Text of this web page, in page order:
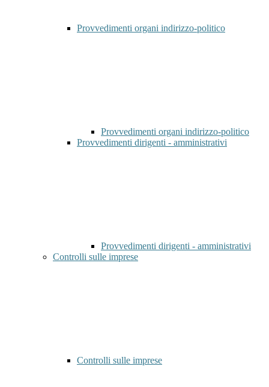
Provvedimenti organi indirizzo-politico
Provvedimenti organi indirizzo-politico
Provvedimenti dirigenti - amministrativi
Provvedimenti dirigenti - amministrativi
Controlli sulle imprese
Controlli sulle imprese